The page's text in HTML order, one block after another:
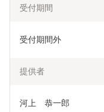
受付期間
受付期間外
提供者
河上　恭一郎